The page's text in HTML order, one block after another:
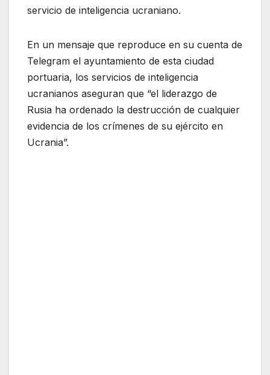
servicio de inteligencia ucraniano.
En un mensaje que reproduce en su cuenta de
Telegram el ayuntamiento de esta ciudad
portuaria, los servicios de inteligencia
ucranianos aseguran que “el liderazgo de
Rusia ha ordenado la destrucción de cualquier
evidencia de los crímenes de su ejército en
Ucrania”.